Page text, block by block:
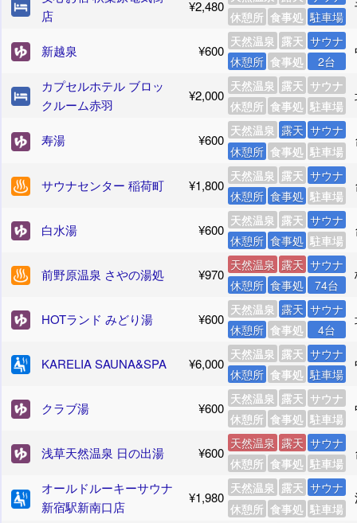
店
¥2,480
休憩所 食事処 駐車場
新越泉 ¥600
天然温泉 露天 サウナ
休憩所 食事処 2台
カプセルホテル ブロッ
クルーム赤羽
¥2,000
天然温泉 露天 サウナ
休憩所 食事処 駐車場
寿湯 ¥600
天然温泉 露天 サウナ
休憩所 食事処 駐車場
サウナセンター 稲荷町 ¥1,800
天然温泉 露天 サウナ
休憩所 食事処 駐車場
白水湯 ¥600
天然温泉 露天 サウナ
休憩所 食事処 駐車場
前野原温泉 さやの湯処 ¥970
天然温泉 露天 サウナ
休憩所 食事処 74台
HOTランド みどり湯 ¥600
天然温泉 露天 サウナ
休憩所 食事処 4台
KARELIA SAUNA&SPA ¥6,000
天然温泉 露天 サウナ
休憩所 食事処 駐車場
クラブ湯 ¥600
天然温泉 露天 サウナ
休憩所 食事処 駐車場
浅草天然温泉 日の出湯 ¥600
天然温泉 露天 サウナ
休憩所 食事処 駐車場
オールドルーキーサウナ
新宿駅新南口店
¥1,980
天然温泉 露天 サウナ
休憩所 食事処 駐車場